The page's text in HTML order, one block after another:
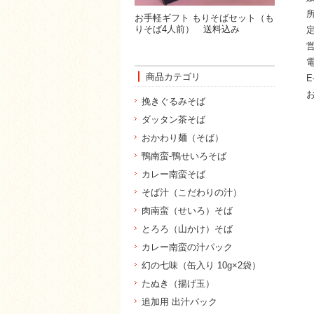
お手軽ギフト もりそばセット（も
りそば4人前） 送料込み
商品カテゴリ
挽きぐるみそば
ダッタン茶そば
おかわり麺（そば）
鴨南蛮-鴨せいろそば
カレー南蛮そば
そば汁（こだわりの汁）
肉南蛮（せいろ）そば
とろろ（山かけ）そば
カレー南蛮の汁パック
幻の七味（缶入り 10g×2袋）
たぬき（揚げ玉）
追加用 出汁パック